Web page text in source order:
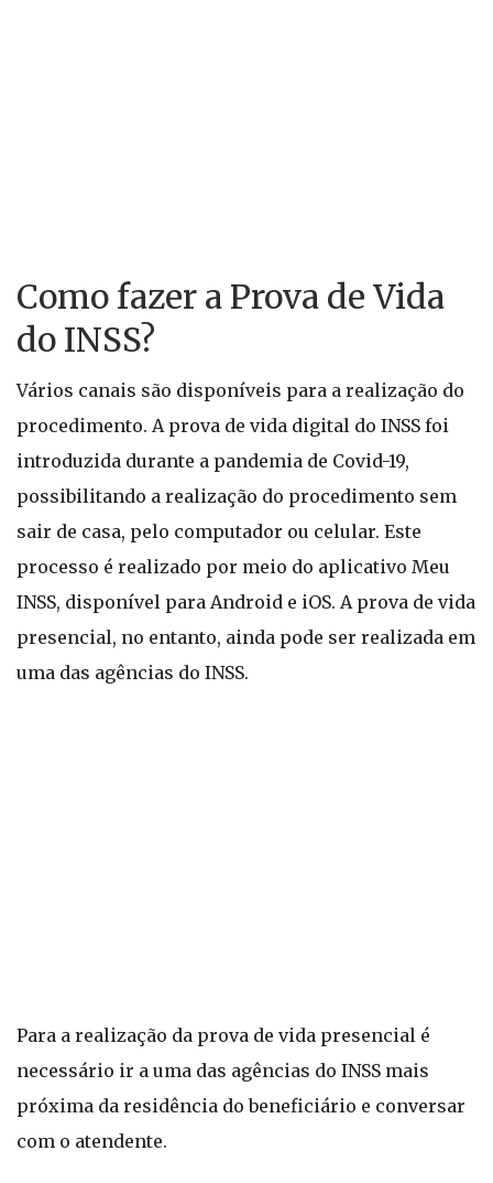
Como fazer a Prova de Vida
do INSS?
Vários canais são disponíveis para a realização do
procedimento. A prova de vida digital do INSS foi
introduzida durante a pandemia de Covid-19,
possibilitando a realização do procedimento sem
sair de casa, pelo computador ou celular. Este
processo é realizado por meio do aplicativo Meu
INSS, disponível para Android e iOS. A prova de vida
presencial, no entanto, ainda pode ser realizada em
uma das agências do INSS.
Para a realização da prova de vida presencial é
necessário ir a uma das agências do INSS mais
próxima da residência do beneficiário e conversar
com o atendente.